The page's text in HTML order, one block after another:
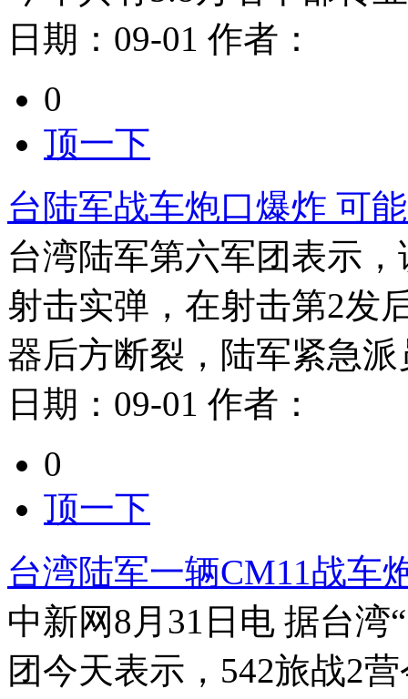
日期： 09-01 作者：
0
顶一下
台陆军战车炮口爆炸 可
台湾陆军第六军团表示
射击实弹，在射击第2发
器后方断裂，陆军紧急
日期： 09-01 作者：
0
顶一下
台湾陆军一辆CM11战车
中新网8月31日电 据台湾
团今天表示，542旅战2